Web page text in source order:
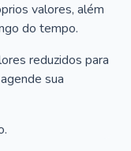
valores, além
do tempo.
reduzidos para
sua